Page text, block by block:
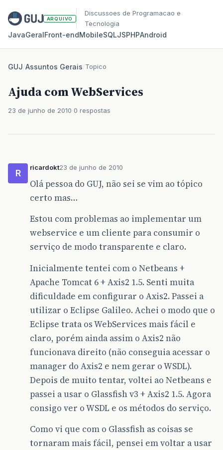
ARQUIVO
Discussoes de Programacao e
Tecnologia
JavaGeralFront‑endMobileSQLJSPHPAndroid
GUJ/Assuntos Gerais/Topico
Ajuda com WebServices
23 de junho de 2010 0 respostas
R
ricardokt23 de junho de 2010
Olá pessoa do GUJ, não sei se vim ao tópico
certo mas…
Estou com problemas ao implementar um
webservice e um cliente para consumir o
serviço de modo transparente e claro.
Inicialmente tentei com o Netbeans +
Apache Tomcat 6 + Axis2 1.5. Senti muita
dificuldade em configurar o Axis2. Passei a
utilizar o Eclipse Galileo. Achei o modo que o
Eclipse trata os WebServices mais fácil e
claro, porém ainda assim o Axis2 não
funcionava direito (não conseguia acessar o
manager do Axis2 e nem gerar o WSDL).
Depois de muito tentar, voltei ao Netbeans e
passei a usar o Glassfish v3 + Axis2 1.5. Agora
consigo ver o WSDL e os métodos do serviço.
Como vi que com o Glassfish as coisas se
tornaram mais fácil, pensei em voltar a usar